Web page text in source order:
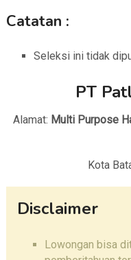
Catatan :
Seleksi ini tidak
PT
Alamat: Multi Purpose
Kota
Disclaimer
Lowongan bisa